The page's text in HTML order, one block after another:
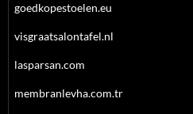
goedkopestoelen.eu
visgraatsalontafel.nl
lasparsan.com
membranlevha.com.tr